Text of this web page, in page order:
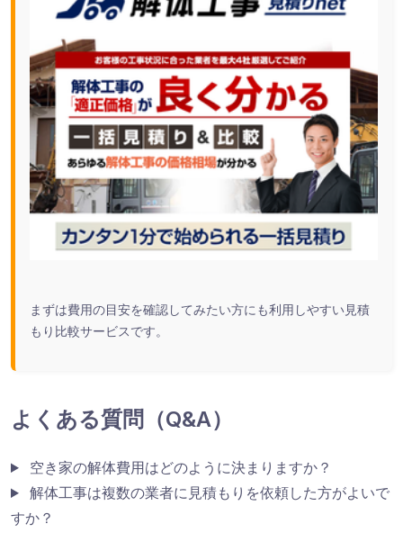
まずは費用の目安を確認してみたい方にも利用しやすい見積
もり比較サービスです。
よくある質問（Q&A）
空き家の解体費用はどのように決まりますか？
解体工事は複数の業者に見積もりを依頼した方がよいで
すか？